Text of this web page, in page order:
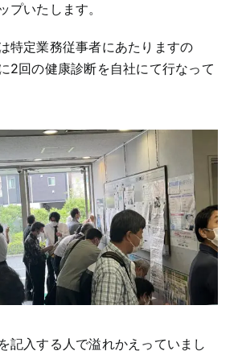
プいたします。
特定業務従事者にあたりますの
2回の健康診断を自社にて行なって
記入する人で溢れかえっていまし